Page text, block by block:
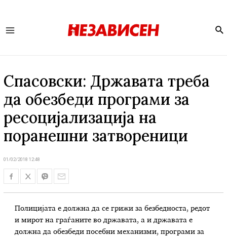
Спасовски: Државата треба
да обезбеди програми за
ресоцијализација на
поранешни затвореници
01/02/2018 12:48
Полицијата е должна да се грижи за безбедноста, редот
и мирот на граѓаните во државата, а и државата е
должна да обезбеди посебни механизми, програми за